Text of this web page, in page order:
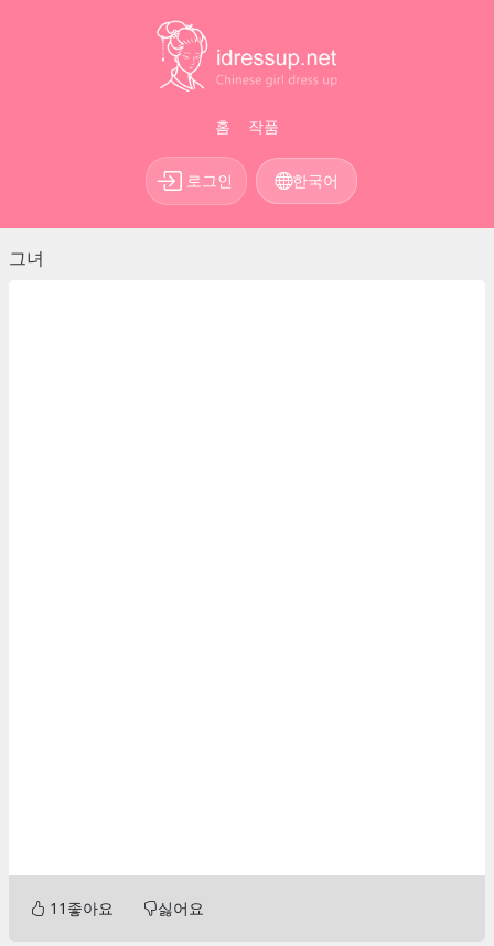
홈 작품
로그인 한국어
그녀
11 좋아요 싫어요